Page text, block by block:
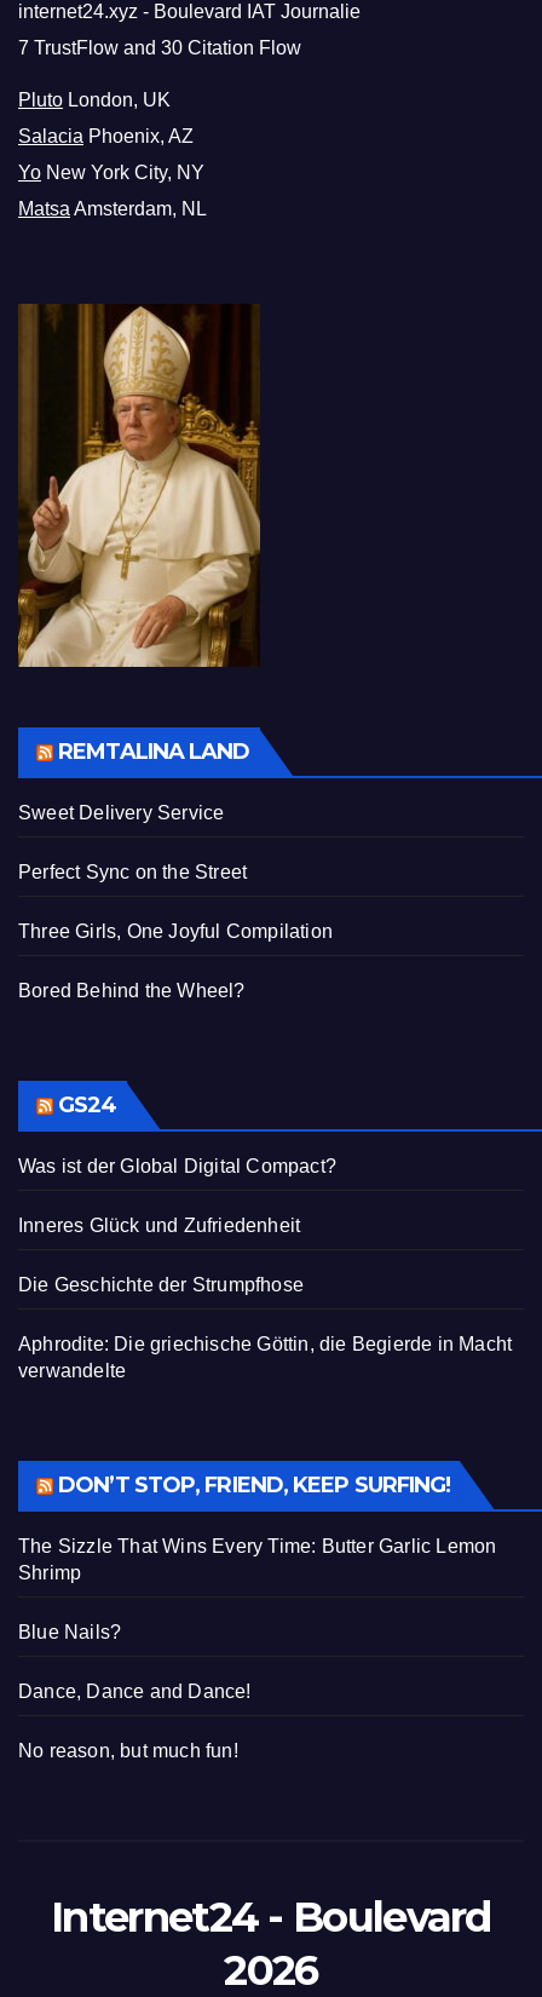
internet24.xyz - Boulevard IAT Journalie
7 TrustFlow and 30 Citation Flow
Pluto London, UK
Salacia Phoenix, AZ
Yo New York City, NY
Matsa Amsterdam, NL
REMTALINA LAND
Sweet Delivery Service
Perfect Sync on the Street
Three Girls, One Joyful Compilation
Bored Behind the Wheel?
GS24
Was ist der Global Digital Compact?
Inneres Glück und Zufriedenheit
Die Geschichte der Strumpfhose
Aphrodite: Die griechische Göttin, die Begierde in Macht
verwandelte
DON’T STOP, FRIEND, KEEP SURFING!
The Sizzle That Wins Every Time: Butter Garlic Lemon
Shrimp
Blue Nails?
Dance, Dance and Dance!
No reason, but much fun!
Internet24 - Boulevard
2026